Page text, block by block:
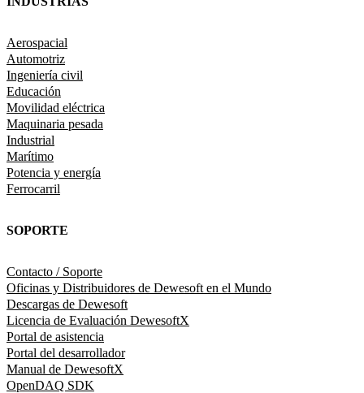
Aerospacial
Automotriz
Ingeniería civil
Educación
Movilidad eléctrica
Maquinaria pesada
Industrial
Marítimo
Potencia y energía
Ferrocarril
SOPORTE
Contacto / Soporte
Oficinas y Distribuidores de Dewesoft en el Mundo
Descargas de Dewesoft
Licencia de Evaluación DewesoftX
Portal de asistencia
Portal del desarrollador
Manual de DewesoftX
OpenDAQ SDK